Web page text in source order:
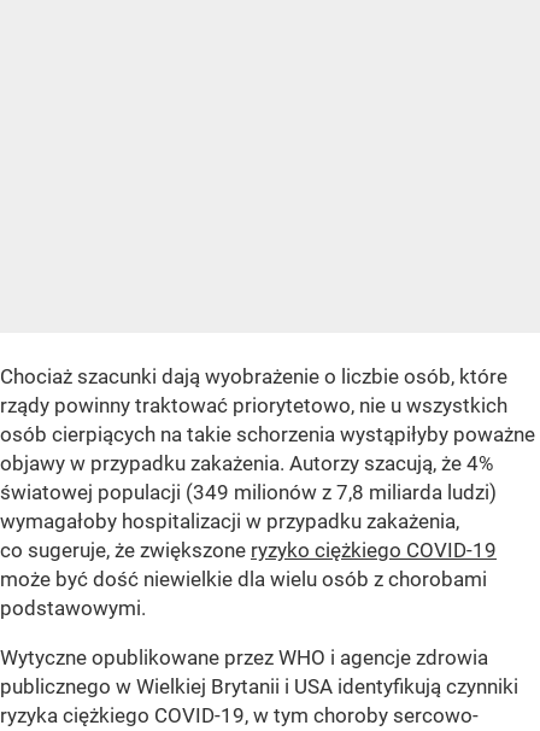
Chociaż szacunki dają wyobrażenie o liczbie osób, które
rządy powinny traktować priorytetowo, nie u wszystkich
osób cierpiących na takie schorzenia wystąpiłyby poważne
objawy w przypadku zakażenia. Autorzy szacują, że 4%
światowej populacji (349 milionów z 7,8 miliarda ludzi)
wymagałoby hospitalizacji w przypadku zakażenia,
co sugeruje, że zwiększone ryzyko ciężkiego COVID-19
może być dość niewielkie dla wielu osób z chorobami
podstawowymi.
Wytyczne opublikowane przez WHO i agencje zdrowia
publicznego w Wielkiej Brytanii i USA identyfikują czynniki
ryzyka ciężkiego COVID-19, w tym choroby sercowo-